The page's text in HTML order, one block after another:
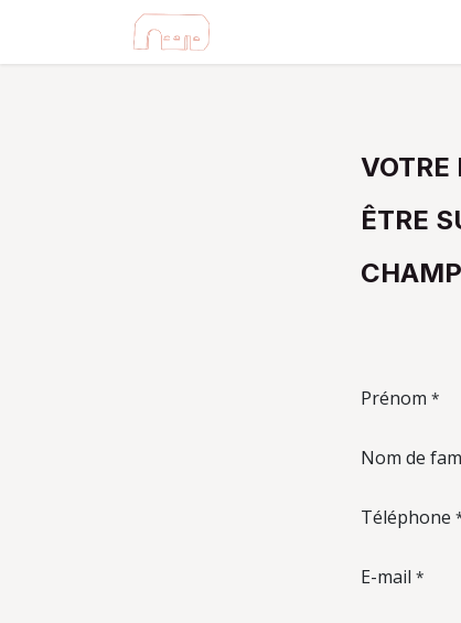
Se rendre au contenu
VOTRE
ÊTRE
Prénom *
Nom de
Téléphone
E-mail *